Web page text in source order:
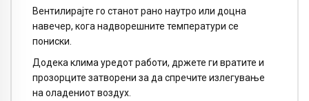
Вентилирајте го станот рано наутро или доцна
навечер, кога надворешните температури се
пониски.
Додека клима уредот работи, држете ги вратите и
прозорците затворени за да спречите излегување
на оладениот воздух.